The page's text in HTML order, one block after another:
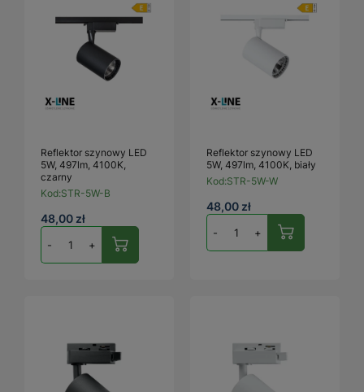
Reflektor szynowy LED
5W, 497lm, 4100K,
czarny
Kod:STR-5W-B
48,00 zł
- +
Reflektor szynowy LED
5W, 497lm, 4100K, biały
Kod:STR-5W-W
48,00 zł
- +